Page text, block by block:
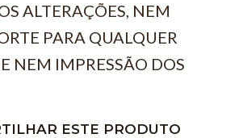
ALTERAÇÕES, NEM
PARA QUALQUER
NEM IMPRESSÃO DOS
ESTE PRODUTO